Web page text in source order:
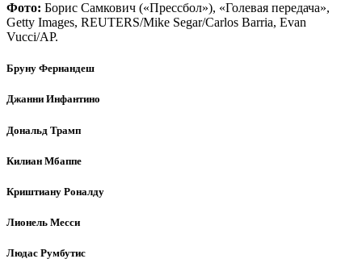
Фото: Борис Самкович («Прессбол»), «Голевая передача»,
Getty Images, REUTERS/Mike Segar/Carlos Barria, Evan
Vucci/AP.
Бруну Фернандеш
Джанни Инфантино
Дональд Трамп
Килиан Мбаппе
Криштиану Роналду
Лионель Месси
Людас Румбутис